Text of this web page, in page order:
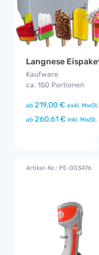
Kaufware
ca. 150 Portionen
ab 219,00 € exkl. MwSt.
ab 260,61 € inkl. MwSt.
Artikel-Nr.: PE-003476